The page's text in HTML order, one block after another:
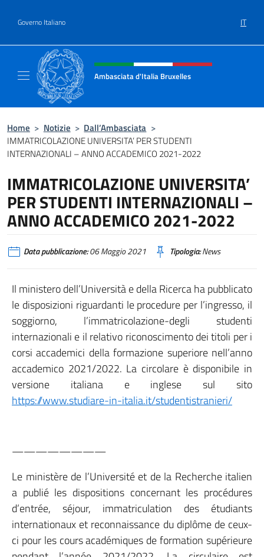
Governo Italiano IT
Intestazione sito, social e menù
Ambasciata d'Italia Bruxelles
Home > Notizie > Dall’Ambasciata >
IMMATRICOLAZIONE UNIVERSITA’ PER STUDENTI
INTERNAZIONALI – ANNO ACCADEMICO 2021-2022
IMMATRICOLAZIONE UNIVERSITA’
PER STUDENTI INTERNAZIONALI –
ANNO ACCADEMICO 2021-2022
Data pubblicazione:06 Maggio 2021 Tipologia:News
Il ministero dell’Università e della Ricerca ha pubblicato
le disposizioni riguardanti le procedure per l’ingresso, il
soggiorno, l’immatricolazione-degli studenti
internazionali e il relativo riconoscimento dei titoli per i
corsi accademici della formazione superiore nell’anno
accademico 2021/2022. La circolare è disponibile in
versione italiana e inglese sul sito
https://www.studiare-in-italia.it/studentistranieri/
————————
Le ministère de l’Université et de la Recherche italien
a publié les dispositions concernant les procédures
d’entrée, séjour, immatriculation des étudiants
internationaux et reconnaissance du diplôme de ceux-
ci pour les cours académiques de formation supérieure